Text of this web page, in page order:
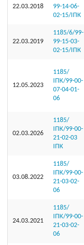
22.03.2018
99-14-06-
02-15/ІПК
22.03.2019
1185/6/99-
99-15-03-
02-15/ІПК
12.05.2023
1185/
ІПК/99-00-
07-04-01-
06
02.03.2026
1185/
ІПК/99-00-
21-02-03
ІПК
03.08.2022
1185/
ІПК/99-00-
21-03-02-
06
24.03.2021
1185/
ІПК/99-00-
21-03-02-
06